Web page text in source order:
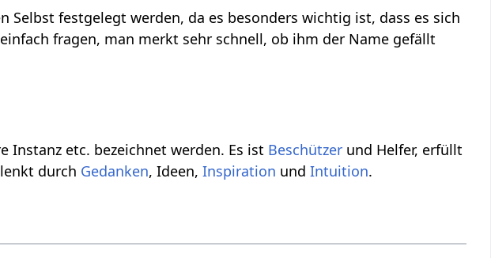
festgelegt werden, da es besonders wichtig ist, dass es sich
fragen, man merkt sehr schnell, ob ihm der Name gefällt
Instanz etc. bezeichnet werden. Es ist Beschützer und Helfer, erfüllt
durch Gedanken, Ideen,Inspiration undIntuition.